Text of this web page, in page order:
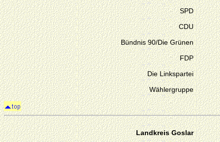
SPD
CDU
Bündnis 90/Die Grünen
FDP
Die Linkspartei
Wählergruppe
Landkreis Goslar